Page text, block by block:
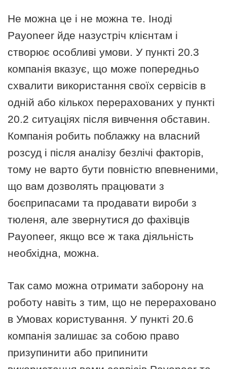
Не можна це і не можна те. Іноді
Payoneer йде назустріч клієнтам і
створює особливі умови. У пункті 20.3
компанія вказує, що може попередньо
схвалити використання своїх сервісів в
одній або кількох перерахованих у пункті
20.2 ситуаціях після вивчення обставин.
Компанія робить поблажку на власний
розсуд і після аналізу безлічі факторів,
тому не варто бути повністю впевненими,
що вам дозволять працювати з
боєприпасами та продавати вироби з
тюленя, але звернутися до фахівців
Payoneer, якщо все ж така діяльність
необхідна, можна.
Так само можна отримати заборону на
роботу навіть з тим, що не перераховано
в Умовах користування. У пункті 20.6
компанія залишає за собою право
призупинити або припинити